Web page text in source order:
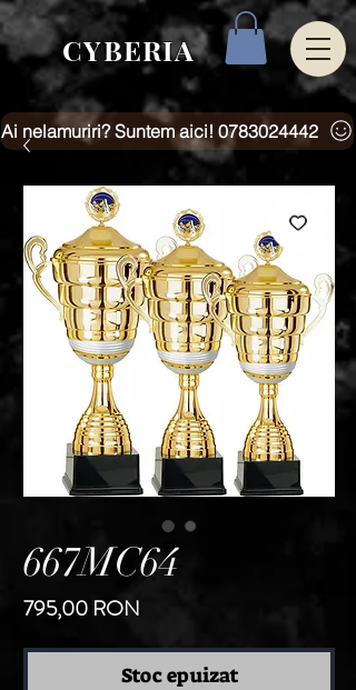
CYBERIA
Ai nelamuriri? Suntem aici! 0783024442
667MC64
795,00 RON
Stoc epuizat